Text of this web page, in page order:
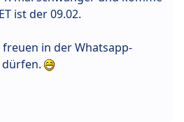
ist der 09.02.
in der Whatsapp-